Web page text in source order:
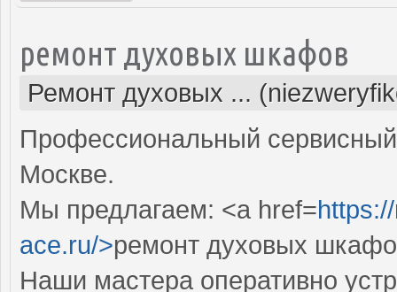
ремонт духовых шкафов
Ремонт духовых ...
Профессиональный
Москве.
Мы предлагаем: <a href=
ace.ru/>ремонт духовых
Наши мастера оперативно